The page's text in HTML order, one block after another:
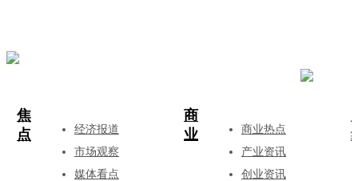
焦
点
经济报道
市场观察
媒体看点
商
业
商业热点
产业资讯
创业资讯